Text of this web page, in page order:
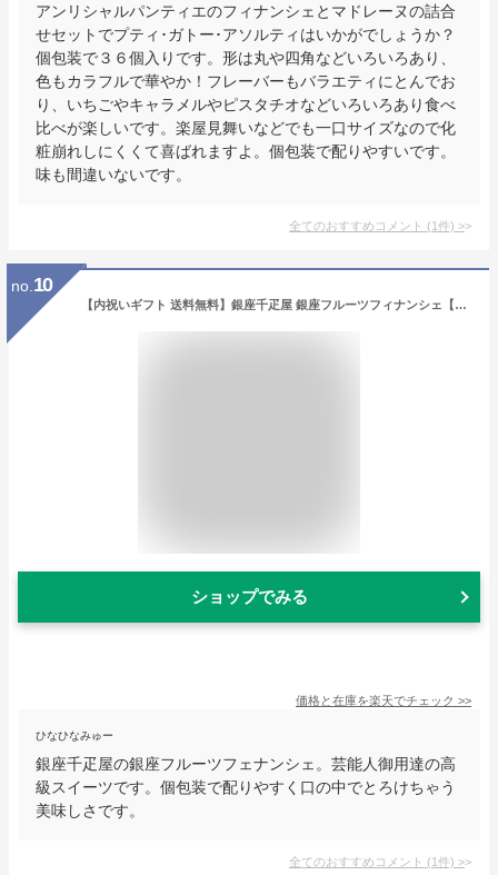
アンリシャルパンティエのフィナンシェとマドレーヌの詰合
せセットでプティ･ガトー･アソルティはいかがでしょうか？
個包装で３６個入りです。形は丸や四角などいろいろあり、
色もカラフルで華やか！フレーバーもバラエティにとんでお
り、いちごやキャラメルやピスタチオなどいろいろあり食べ
比べが楽しいです。楽屋見舞いなどでも一口サイズなので化
粧崩れしにくくて喜ばれますよ。個包装で配りやすいです。
味も間違いないです。
全てのおすすめコメント (1件) >
no. 10
【内祝いギフト 送料無料】銀座千疋屋 銀座フルーツフィナンシェ【出産内祝 結婚内祝い 快気内祝い 内祝い お返し 返礼 送料込み】【絶品スイーツ スイーツ 芸能人御用達 焼き菓子 ギフトセット】
ショップでみる
価格と在庫を楽天でチェック >>
ひなひなみゅー
銀座千疋屋の銀座フルーツフェナンシェ。芸能人御用達の高
級スイーツです。個包装で配りやすく口の中でとろけちゃう
美味しさです。
全てのおすすめコメント (1件) >